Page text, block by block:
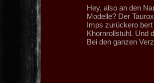
Hey, also an den
Modelle? Der
Imps zurückero
Khornrollstuhl. Und
Bei den ganzen